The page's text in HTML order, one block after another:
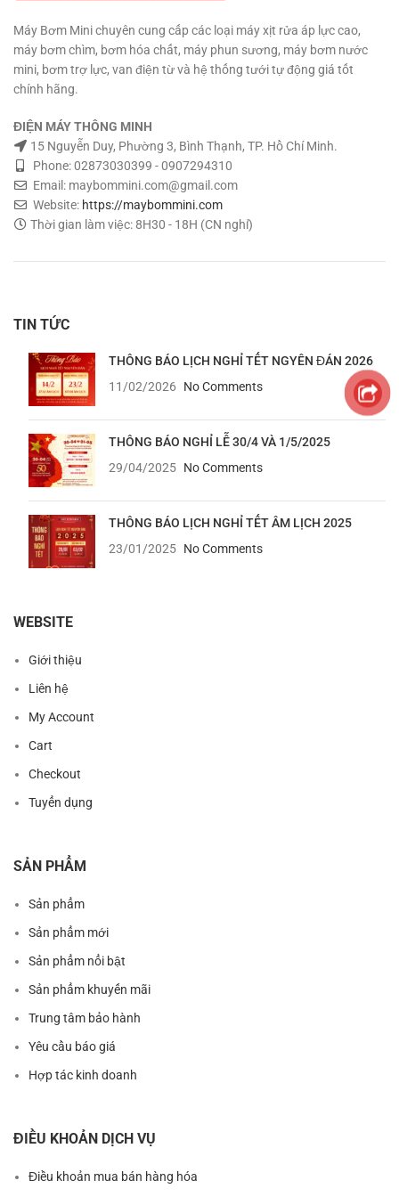
LƯỢNG CÓ GIÁ SỈ0908997823
– 0908997872 0907294310 –
02873030399
Máy Bơm Mini chuyên cung cấp các loại máy xịt rửa áp lực cao,
máy bơm chìm, bơm hóa chất, máy phun sương, máy bơm nước
mini, bơm trợ lực, van điện từ và hệ thống tưới tự động giá tốt
chính hãng.
ĐIỆN MÁY THÔNG MINH
15 Nguyễn Duy, Phường 3, Bình Thạnh, TP. Hồ Chí Minh.
Phone: 02873030399 - 0907294310
Email: maybommini.com@gmail.com
Website: https://maybommini.com
Thời gian làm việc: 8H30 - 18H (CN nghỉ)
TIN TỨC
THÔNG BÁO LỊCH NGHỈ TẾT NGYÊN ĐÁN 2026
11/02/2026
No Comments
THÔNG BÁO NGHỈ LỄ 30/4 VÀ 1/5/2025
29/04/2025 No Comments
THÔNG BÁO LỊCH NGHỈ TẾT ÂM LỊCH 2025
23/01/2025 No Comments
WEBSITE
Giới thiệu
Liên hệ
My Account
Cart
Checkout
Tuyển dụng
SẢN PHẨM
Sản phẩm
Sản phẩm mới
Sản phẩm nổi bật
Sản phẩm khuyến mãi
Trung tâm bảo hành
Yêu cầu báo giá
Hợp tác kinh doanh
ĐIỀU KHOẢN DỊCH VỤ
Điều khoản mua bán hàng hóa